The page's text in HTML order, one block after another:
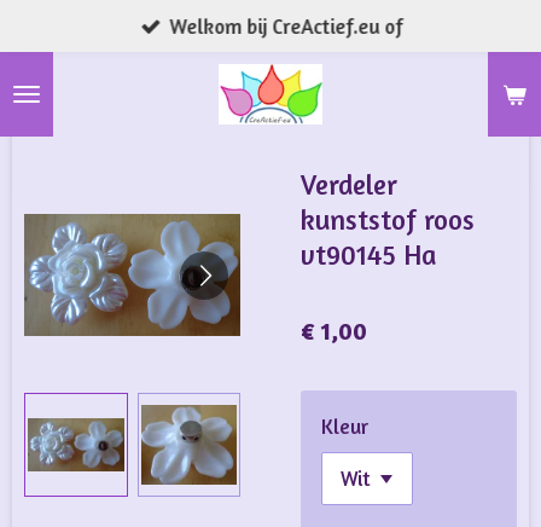
direct
naar
Welkom bij CreActief.eu of
Verdeler
kunststof roos
vt90145 Ha
€ 1,00
Kleur